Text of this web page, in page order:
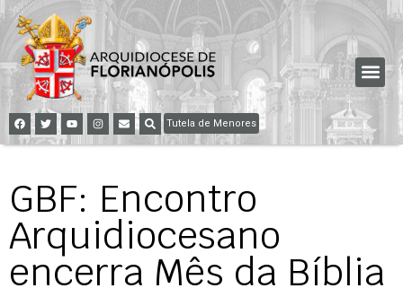
Tutela de Menores
GBF: Encontro
Arquidiocesano
encerra Mês da Bíblia